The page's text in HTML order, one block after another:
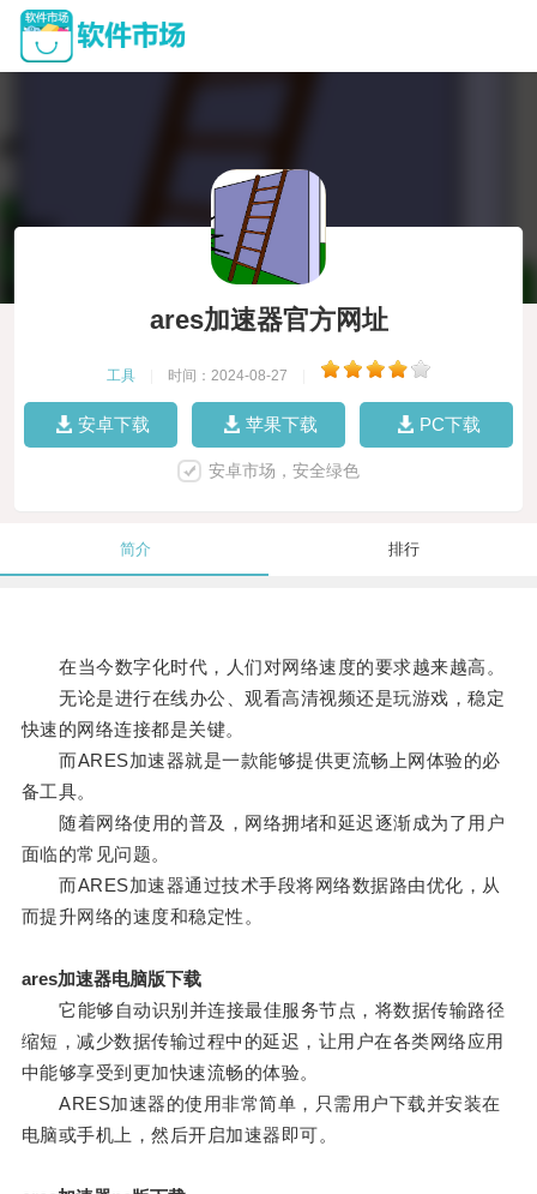
ares加速器官方网址
工具 时间：2024-08-27
安卓下载 苹果下载 PC下载
安卓市场，安全绿色
简介 排行
在当今数字化时代，人们对网络速度的要求越来越高。
无论是进行在线办公、观看高清视频还是玩游戏，稳定
快速的网络连接都是关键。
而ARES加速器就是一款能够提供更流畅上网体验的必
备工具。
随着网络使用的普及，网络拥堵和延迟逐渐成为了用户
面临的常见问题。
而ARES加速器通过技术手段将网络数据路由优化，从
而提升网络的速度和稳定性。
ares加速器电脑版下载
它能够自动识别并连接最佳服务节点，将数据传输路径
缩短，减少数据传输过程中的延迟，让用户在各类网络应用
中能够享受到更加快速流畅的体验。
ARES加速器的使用非常简单，只需用户下载并安装在
电脑或手机上，然后开启加速器即可。